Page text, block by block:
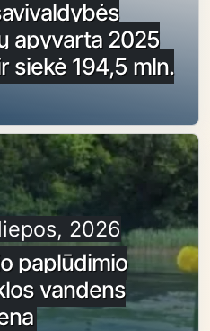
apyvarta 2025
siekė 194,5 mln.
2026
paplūdimio
vandens